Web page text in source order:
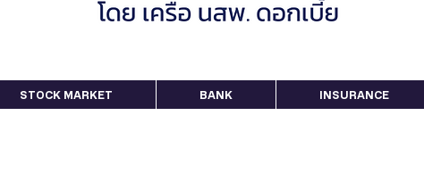
STOCK MARKET BANK INSURANCE